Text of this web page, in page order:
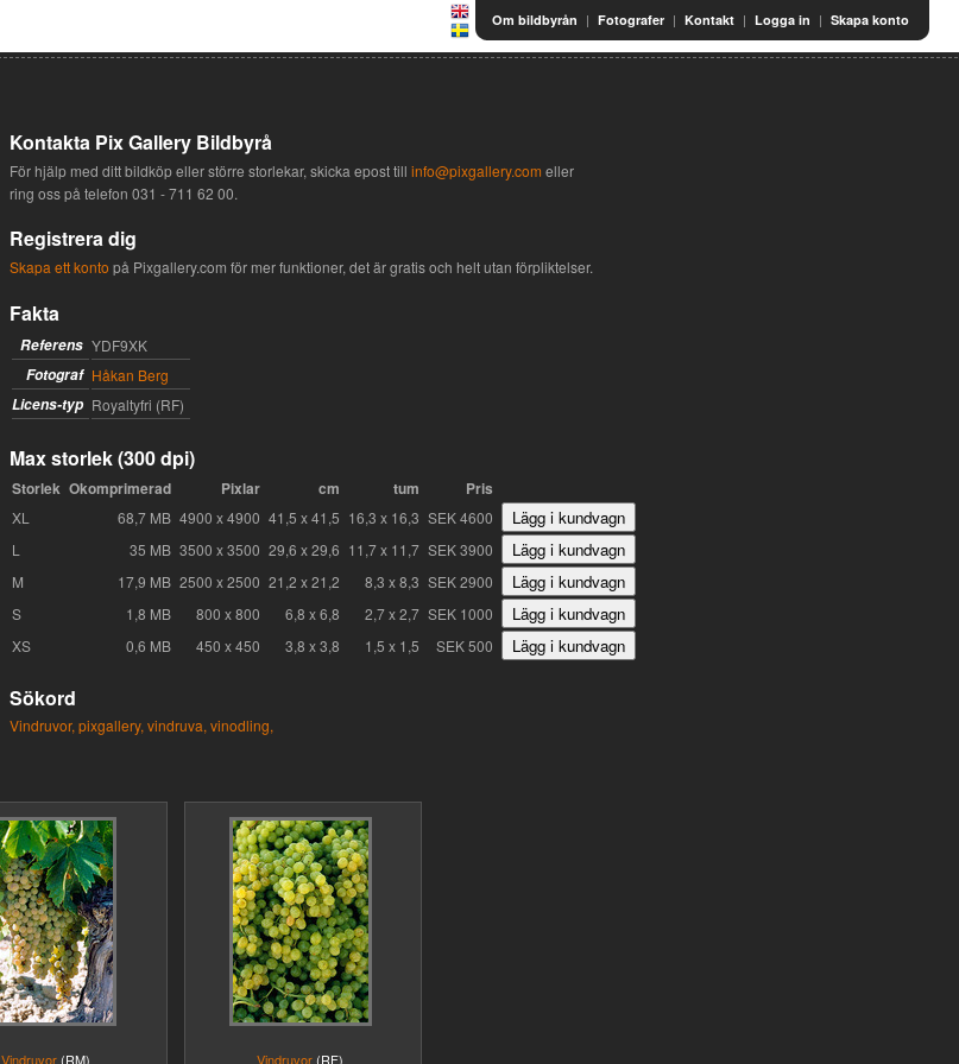
Om bildbyrån | Fotografer | Kontakt | Logga in | Skapa konto
Kontakta Pix Gallery Bildbyrå
För hjälp med ditt bildköp eller större storlekar, skicka epost till info@pixgallery.com eller
ring oss på telefon 031 - 711 62 00.
Registrera dig
Skapa ett konto på Pixgallery.com för mer funktioner, det är gratis och helt utan förpliktelser.
Fakta
Referens YDF9XK
Fotograf Håkan Berg
Licens-typ Royaltyfri (RF)
Max storlek (300 dpi)
Storlek Okomprimerad Pixlar cm tum Pris
XL 68,7 MB 4900 x 4900 41,5 x 41,5 16,3 x 16,3 SEK 4600
L
35 MB 3500 x 3500 29,6 x 29,6 11,7 x 11,7 SEK 3900
M
17,9 MB 2500 x 2500 21,2 x 21,2 8,3 x 8,3 SEK 2900
S
1,8 MB 800 x 800 6,8 x 6,8 2,7 x 2,7 SEK 1000
XS
0,6 MB 450 x 450 3,8 x 3,8 1,5 x 1,5 SEK 500
Sökord
Vindruvor, pixgallery, vindruva, vinodling,
Vindruvor (RM) Vindruvor (RF)